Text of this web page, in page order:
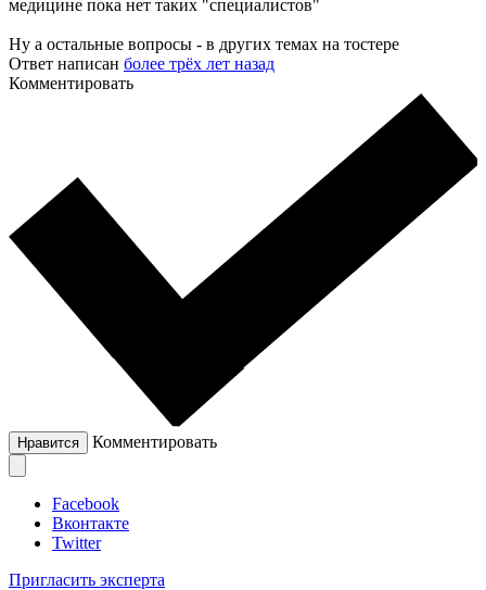
медицине пока нет таких "специалистов"
Ну а остальные вопросы - в других темах на тостере
Ответ написан более трёх лет назад
Комментировать
Нравится Комментировать
Facebook
Вконтакте
Twitter
Пригласить эксперта